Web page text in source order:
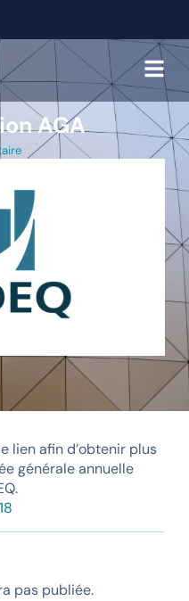
AGA
lien afin d’obtenir plus
générale annuelle
pas publiée.